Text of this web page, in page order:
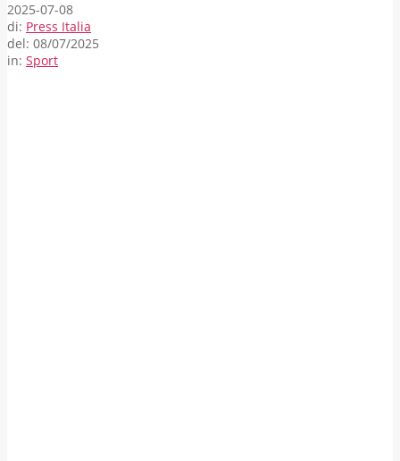
2025-07-08
di: Press Italia
del: 08/07/2025
in: Sport